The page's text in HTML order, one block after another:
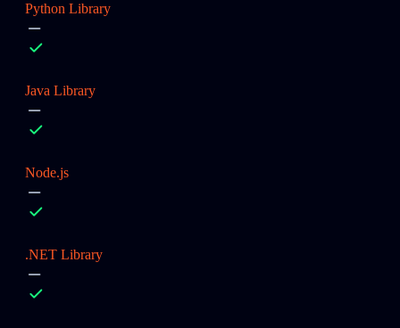
Python Library
Java Library
Node.js
.NET Library